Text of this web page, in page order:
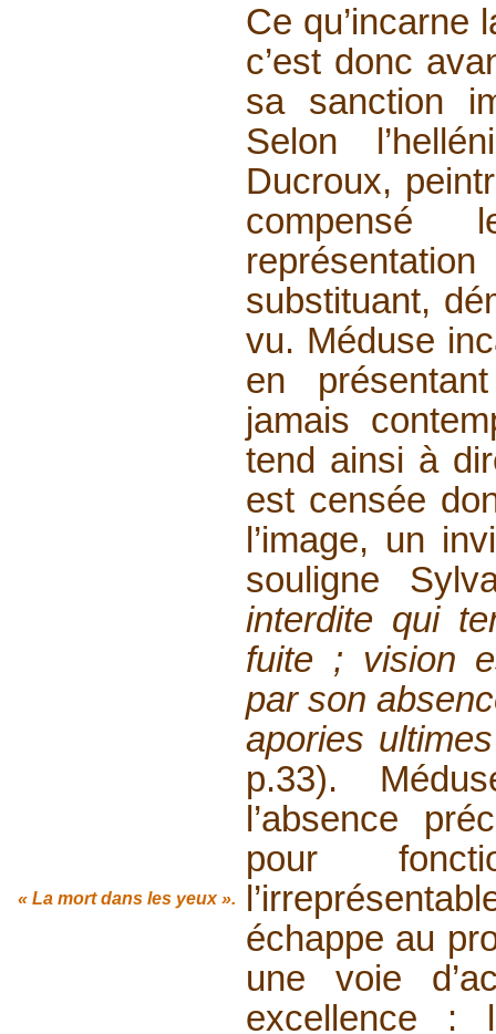
« La mortdans les yeux ».
Ce qu’incarne
c’est donc
sa sanction
Selon
Ducroux,
substituant,
vu. Méduse
en
jamais
tend ainsi à
est censée
l’image, un
souligne
interdite qui
fuite ; vision
par son
apories
p.33).
l’absence
pour
échappe au
une voie
excellence :